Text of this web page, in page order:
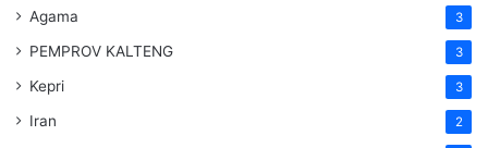
Agama 3
PEMPROV KALTENG 3
Kepri 3
Iran 2